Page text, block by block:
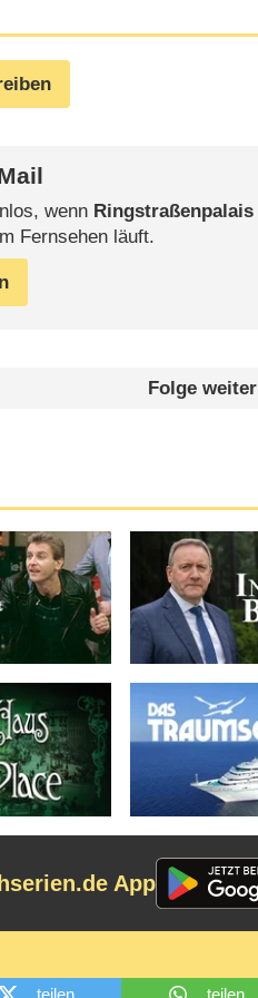
wenn Ringstraßenpalais
Fernsehen läuft.
Folge weiter
App